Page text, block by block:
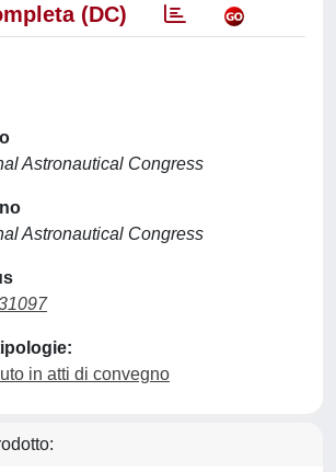
(DC)
Astronautical Congress
Astronautical Congress
in atti di convegno